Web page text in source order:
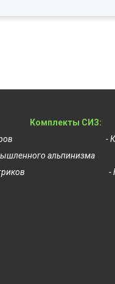
Комплекты СИЗ:
-
альпинизма
-